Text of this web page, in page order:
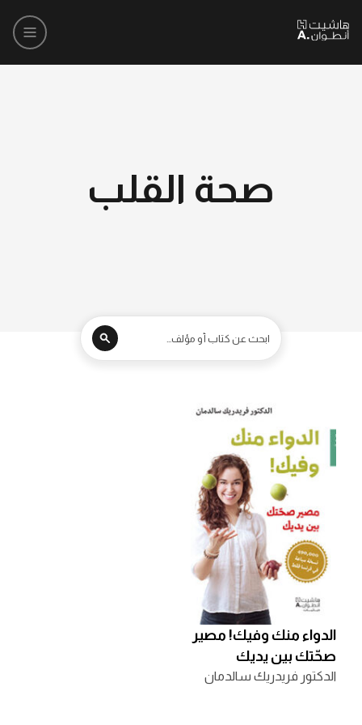
صحة القلب
الدواء منك وفيك! مصير
صحّتك بين يديك
الدكتور فريدريك سالدمان